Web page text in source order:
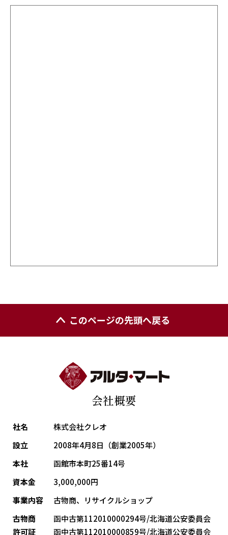
このページの先頭へ戻る
会社概要
社名
株式会社クレオ
設立
2008年4月8日（創業2005年）
本社
函館市本町25番14号
資本金
3,000,000円
事業内容
古物商、リサイクルショップ
古物商
許可証
函中古第112010000294号/北海道公安委員会
函中古第112010000859号/北海道公安委員会